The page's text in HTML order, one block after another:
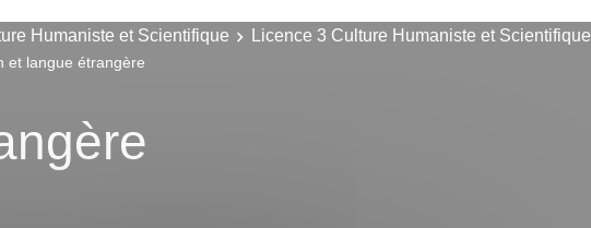
Humaniste et Scientifique
Licence 3 Culture Humaniste et Scientifique
et langue étrangère